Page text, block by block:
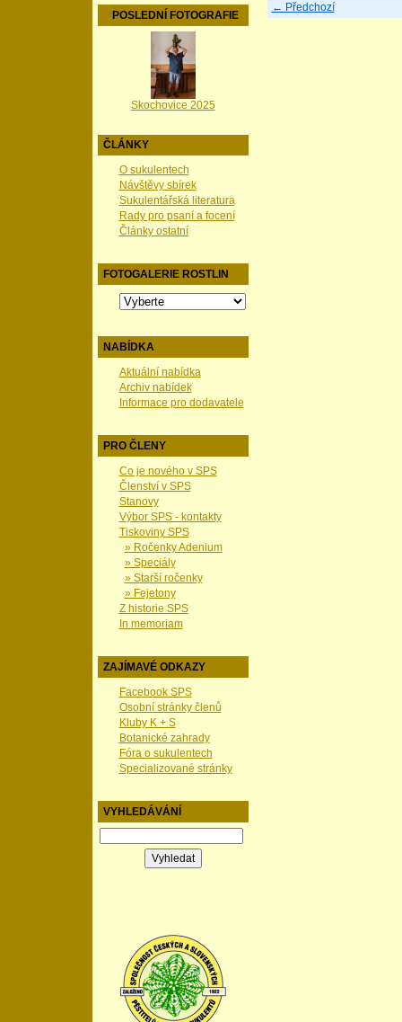
POSLEDNÍ FOTOGRAFIE
Skochovice 2025
ČLÁNKY
O sukulentech
Návštěvy sbírek
Sukulentářská literatura
Rady pro psaní a focení
Články ostatní
FOTOGALERIE ROSTLIN
NABÍDKA
Aktuální nabídka
Archiv nabídek
Informace pro dodavatele
PRO ČLENY
Co je nového v SPS
Členství v SPS
Stanovy
Výbor SPS - kontakty
Tiskoviny SPS
» Ročenky Adenium
» Speciály
» Starší ročenky
» Fejetony
Z historie SPS
In memoriam
ZAJÍMAVÉ ODKAZY
Facebook SPS
Osobní stránky členů
Kluby K + S
Botanické zahrady
Fóra o sukulentech
Specializované stránky
VYHLEDÁVÁNÍ
← Předchozí